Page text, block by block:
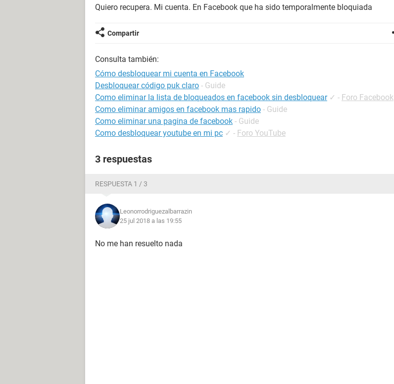
Quiero recupera. Mi cuenta. En Facebook que ha sido temporalmente bloquiada
Compartir
Consulta también:
Cómo desbloquear mi cuenta en Facebook
Desbloquear código puk claro - Guide
Como eliminar la lista de bloqueados en facebook sin desbloquear ✓ - Foro Facebook
Como eliminar amigos en facebook mas rapido - Guide
Como eliminar una pagina de facebook - Guide
Como desbloquear youtube en mi pc ✓ - Foro YouTube
3 respuestas
RESPUESTA 1 / 3
Leonorrodriguezalbarrazin
25 jul 2018 a las 19:55
No me han resuelto nada